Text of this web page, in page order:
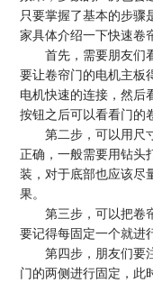
只要掌握了基本的步骤
家具体介绍一下快速卷
首先，需要朋友们
要让卷帘门的电机主板
电机快速的连接，然后
按钮之后可以看看门的
第二步，可以用尺
正确，一般需要用钻头
装，对于底部也应该尽
果。
第三步，可以把卷帘
要记得每固定一个就进
第四步，朋友们要
门的两侧进行固定，此